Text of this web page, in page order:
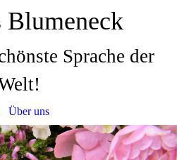
Blumeneck
Sprache der
Über uns